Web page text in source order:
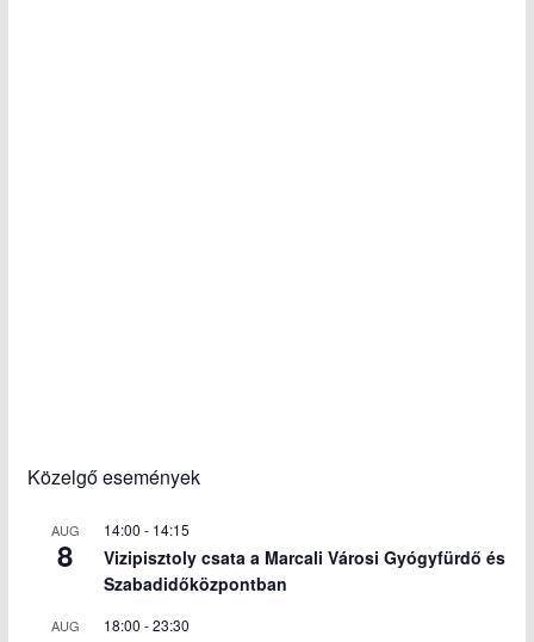
Közelgő események
AUG
8
14:00 - 14:15
Vizipisztoly csata a Marcali Városi Gyógyfürdő és
Szabadidőközpontban
AUG 18:00 -23:30